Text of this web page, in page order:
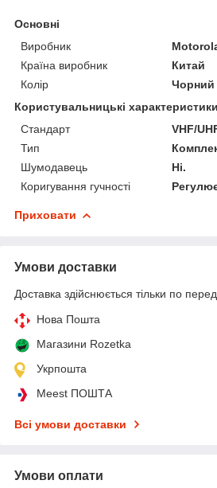
Основні
Виробник
Країна виробник
Китай
Колір
Чорний
Користувальницькі характеристики
Стандарт
VHF/
Тип
Шумодавець
Ні.
Коригування гучності
Приховати
Умови доставки
Доставка здійснюється тільки по
Нова Пошта
Магазини Rozetka
Укрпошта
Meest ПОШТА
Всі умови доставки
Умови оплати